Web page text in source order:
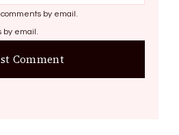
by email.
by email.